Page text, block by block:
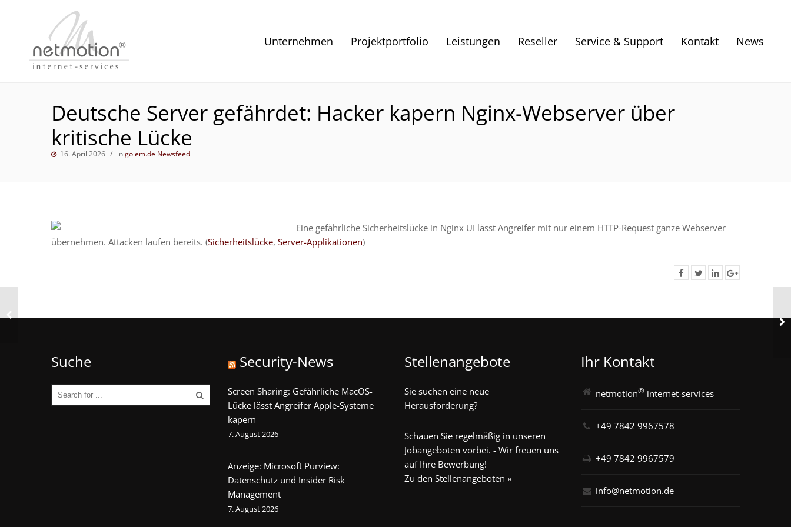
Unternehmen Projektportfolio Leistungen Reseller Service & Support Kontakt News
Deutsche Server gefährdet: Hacker kapern Nginx-Webserver über
kritische Lücke
16. April 2026 ingolem.de Newsfeed
Eine gefährliche Sicherheitslücke in Nginx UI lässt Angreifer mit nur einem HTTP-Request ganze Webserver
übernehmen. Attacken laufen bereits. (Sicherheitslücke, Server-Applikationen)
Suche Security-News
Screen Sharing: Gefährliche MacOS-
Lücke lässt Angreifer Apple-Systeme
kapern
7. August 2026
Anzeige: Microsoft Purview:
Datenschutz und Insider Risk
Management
7. August 2026
Stellenangebote
Sie suchen eine neue
Herausforderung?
Schauen Sie regelmäßig in unseren
Jobangeboten vorbei. - Wir freuen uns
auf Ihre Bewerbung!
Zu den Stellenangeboten »
Ihr Kontakt
netmotion® internet-services
+49 7842 9967578
+49 7842 9967579
info@netmotion.de